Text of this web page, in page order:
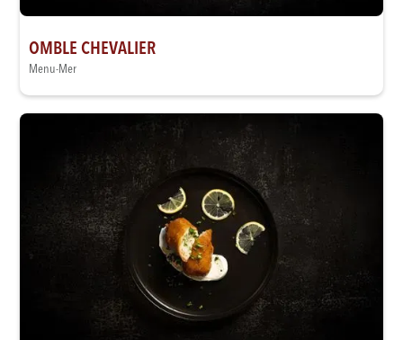
OMBLE CHEVALIER
Menu-Mer